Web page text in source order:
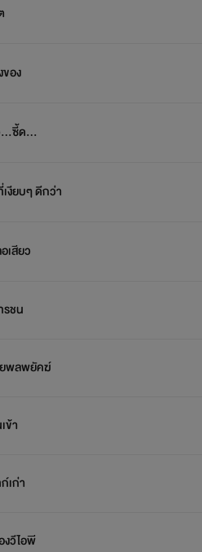
อง
ซี้ด...
งียบๆ ดีกว่า
เสียว
ชน
พลพยัคฆ์
ข้า
เก่า
วีไอพี